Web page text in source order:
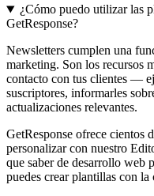
¿Cómo puedo utilizar las
GetResponse?
Newsletters cumplen una
marketing. Son los recursos
contacto con tus clientes —
suscriptores, informarles
actualizaciones relevantes.
GetResponse ofrece cientos
personalizar con nuestro
que saber de desarrollo web
puedes crear plantillas con